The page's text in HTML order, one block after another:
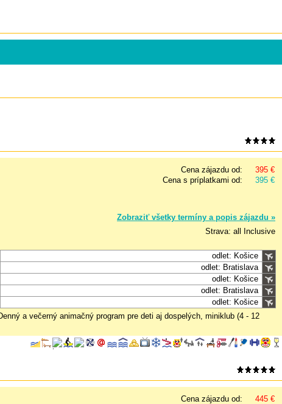
Cena zájazdu od:
395 €
Cena s príplatkami od:
395 €
Zobraziť všetky termíny a popis zájazdu »
Strava: all Inclusive
odlet: Košice
odlet: Bratislava
odlet: Košice
odlet: Bratislava
odlet: Košice
a večerný animačný program pre deti aj dospelých, miniklub (4 - 12
Cena zájazdu od:
445 €